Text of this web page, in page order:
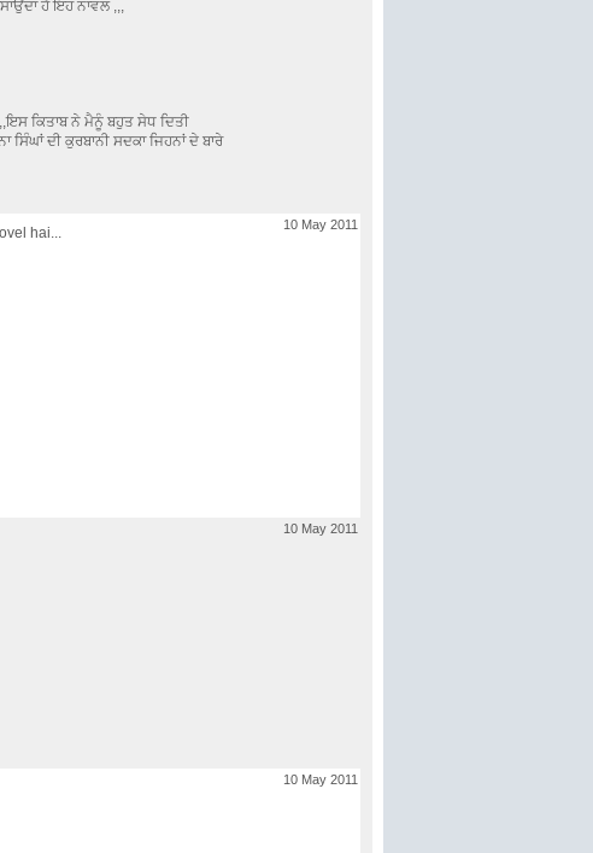
ਹੈ ਇਹ ਨਾਵਲ ,,,
ਕਿਤਾਬ ਨੇ ਮੈਨੂੰ ਬਹੁਤ ਸੇਧ ਦਿਤੀ
ਦੀ ਕੁਰਬਾਨੀ ਸਦਕਾ ਜਿਹਨਾਂ ਦੇ ਬਾਰੇ
hai... 10 May 2011
10 May 2011
10 May 2011